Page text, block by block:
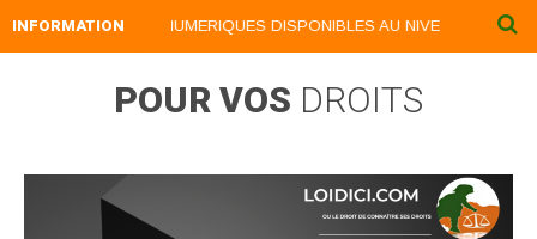
INFORMATION
NOS LIVRES NUMERIQUES DISPONIBLES AU NIVEAU DU
POUR VOS DROITS